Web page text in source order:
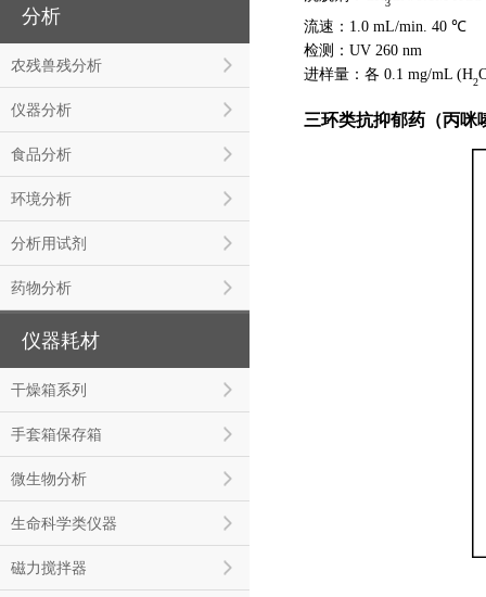
分析
农残兽残分析
仪器分析
食品分析
环境分析
分析用试剂
药物分析
仪器耗材
干燥箱系列
手套箱保存箱
微生物分析
生命科学类仪器
磁力搅拌器
3
流速：1.0 mL/min. 40 ℃
检测：UV 260 nm
进样量：各 0.1 mg/mL (H2
三环类抗抑郁药（丙咪